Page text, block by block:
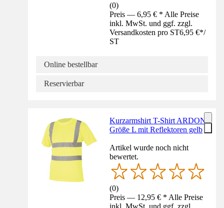
(0)
Preis — 6,95 € * Alle Preise
inkl. MwSt. und ggf. zzgl.
Versandkosten pro ST6,95 €*/
ST
Online bestellbar
Reservierbar
Kurzarmshirt T-Shirt ARDON
Größe L mit Reflektoren gelb
Artikel wurde noch nicht
bewertet.
(0)
Preis — 12,95 € * Alle Preise
inkl. MwSt. und ggf. zzgl.